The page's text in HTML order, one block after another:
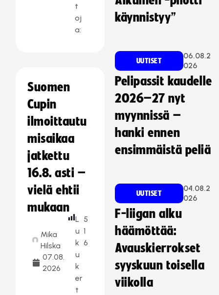
t
oj
a:
Suomen
Cupin
ilmoittautu
misaikaa
jatkettu
16.8. asti –
vielä ehtii
mukaan
Mika
Hilska
07.08.
2026
L
u
k
u
k
er
t
5
1
6
käynnistyy”
UUTISET
06.08.2
026
Pelipassit kaudelle
2026–27 nyt
myynnissä –
hanki ennen
ensimmäistä peliä
UUTISET
04.08.2
026
F-liigan alku
häämöttää:
Avauskierrokset
syyskuun toisella
viikolla